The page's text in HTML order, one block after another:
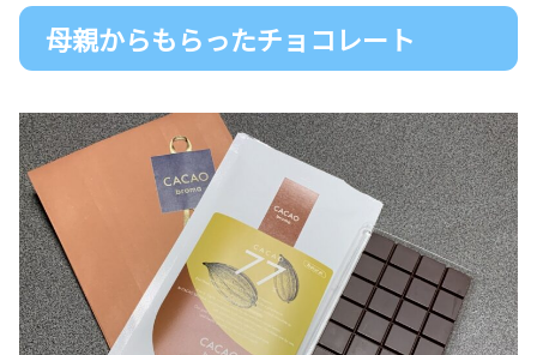
母親からもらったチョコレート